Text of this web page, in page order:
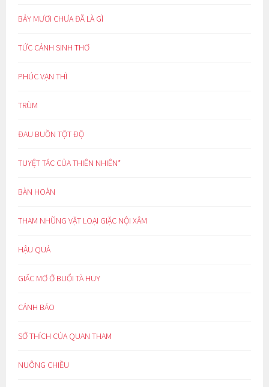
BẢY MƯƠI CHƯA ĐÃ LÀ GÌ
TỨC CẢNH SINH THƠ
PHÚC VẠN THÌ
TRÙM
ĐAU BUỒN TỘT ĐỘ
TUYỆT TÁC CỦA THIÊN NHIÊN*
BÀN HOÀN
THAM NHŨNG VẶT LOẠI GIẶC NỘI XÂM
HẬU QUẢ
GIẤC MƠ Ở BUỔI TÀ HUY
CẢNH BÁO
SỞ THÍCH CỦA QUAN THAM
NUÔNG CHIỀU